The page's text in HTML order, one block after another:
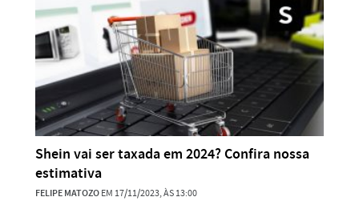
Shein vai ser taxada em 2024? Confira nossa
estimativa
FELIPE MATOZOEM 17/11/2023, ÀS 13:00